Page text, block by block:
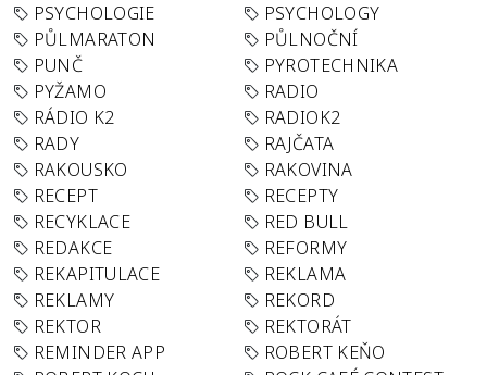
PSYCHOLOGIE
PSYCHOLOGY
PŮLMARATON
PŮLNOČNÍ
PUNČ
PYROTECHNIKA
PYŽAMO
RADIO
RÁDIO K2
RADIOK2
RADY
RAJČATA
RAKOUSKO
RAKOVINA
RECEPT
RECEPTY
RECYKLACE
RED BULL
REDAKCE
REFORMY
REKAPITULACE
REKLAMA
REKLAMY
REKORD
REKTOR
REKTORÁT
REMINDER APP
ROBERT KEŇO